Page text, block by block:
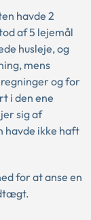
havde 2
af 5 lejemål
husleje, og
mens
og for
i den ene
sig af
havde ikke haft
for at anse en